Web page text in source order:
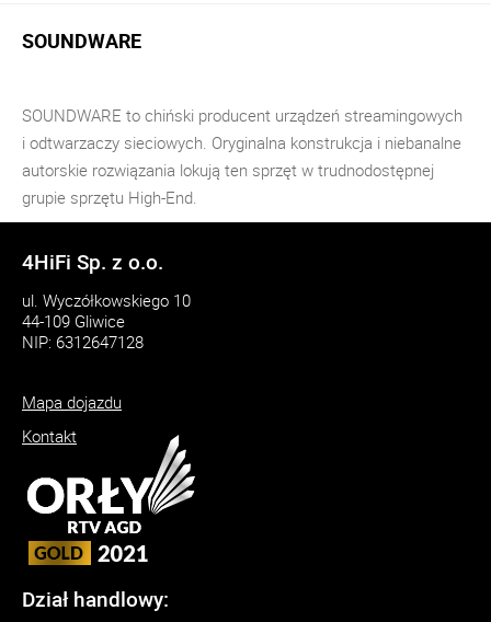
SOUNDWARE
SOUNDWARE to chiński producent urządzeń streamingowych
i odtwarzaczy sieciowych. Oryginalna konstrukcja i niebanalne
autorskie rozwiązania lokują ten sprzęt w trudnodostępnej
grupie sprzętu High-End.
4HiFi Sp. z o.o.
ul. Wyczółkowskiego 10
44-109 Gliwice
NIP: 6312647128
Mapa dojazdu
Kontakt
Dział handlowy: